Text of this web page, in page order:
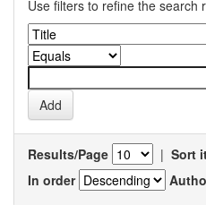
Use filters to refine the search
Results/Page | Sort
In order